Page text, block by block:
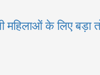
के लिए बड़ा